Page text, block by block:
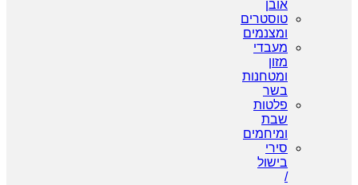
אובן
טוסטרים
ומצנמים
מעבדי
מזון
ומטחנות
בשר
פלטות
שבת
ומיחמים
סירי
בישול
/